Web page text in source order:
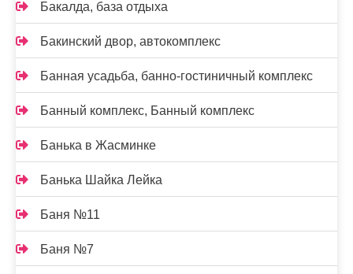
Бакалда, база отдыха
Бакинский двор, автокомплекс
Банная усадьба, банно-гостиничный комплекс
Банный комплекс, Банный комплекс
Банька в Жасминке
Банька Шайка Лейка
Баня №11
Баня №7